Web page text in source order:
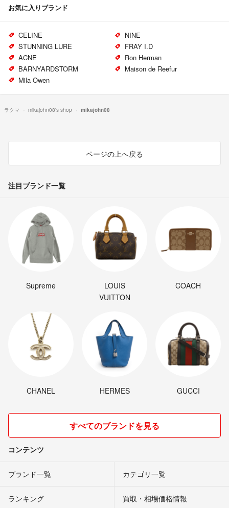
お気に入りブランド
CELINE
NINE
STUNNING LURE
FRAY I.D
ACNE
Ron Herman
BARNYARDSTORM
Maison de Reefur
Mila Owen
ラクマ mikajohn08's shop mikajohn08
ページの上へ戻る
注目ブランド一覧
Supreme
LOUIS
VUITTON
COACH
CHANEL HERMES GUCCI
すべてのブランドを見る
コンテンツ
ブランド一覧 カテゴリ一覧
ランキング 買取・相場価格情報